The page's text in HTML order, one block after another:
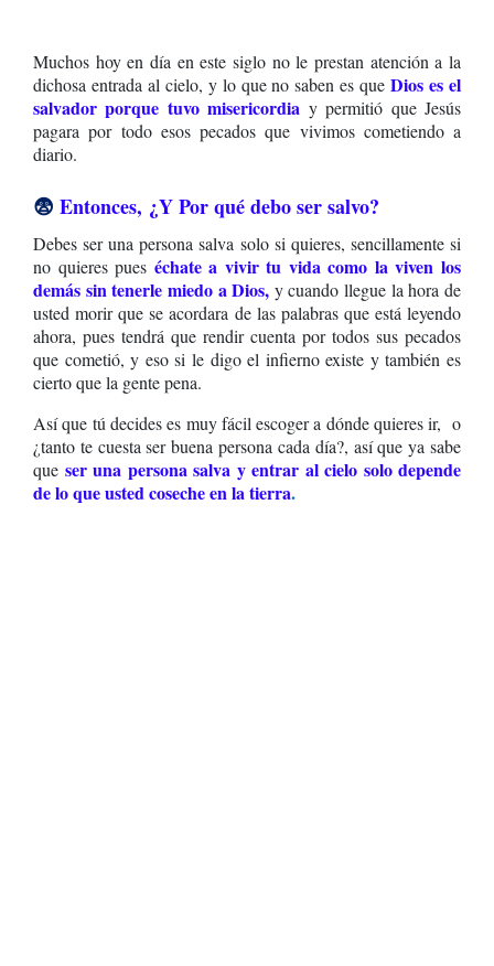
Muchos hoy en día en este siglo no le prestan atención a la
dichosa entrada al cielo, y lo que no saben es queDios es el
salvador porque tuvo misericordia y permitió que Jesús
pagara por todo esos pecados que vivimos cometiendo a
diario.
😨 Entonces, ¿Y Por qué debo ser salvo?
Debes ser una persona salva solo si quieres, sencillamente si
no quieres pues échate a vivir tu vida como la viven los
demás sin tenerle miedo a Dios, y cuando llegue la hora de
usted morir que se acordara de las palabras que está leyendo
ahora, pues tendrá que rendir cuenta por todos sus pecados
que cometió, y eso si le digo el infierno existe y también es
cierto que la gente pena.
Así que tú decides es muy fácil escoger a dónde quieres ir, o
¿tanto te cuesta ser buena persona cada día?, así que ya sabe
que ser una persona salva y entrar al cielo solo depende
de lo que usted coseche en la tierra.